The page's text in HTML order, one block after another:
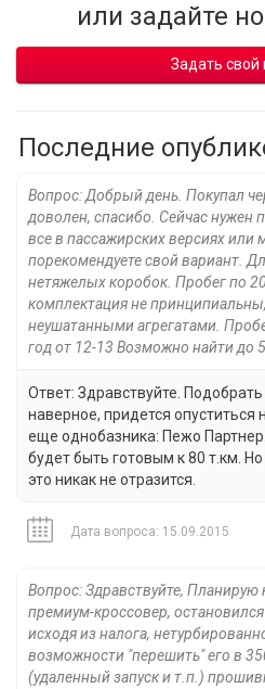
или задайте
Задать свой
Последние
Вопрос: Добрый день. Покупал
доволен, спасибо. Сейчас нужен
все в пассажирских версиях или
порекомендуете свой вариант.
нетяжелых коробок. Пробег по
комплектация не
неушатанными агрегатами.
год от 12-13 Возможно найти до
Ответ: Здравствуйте.
наверное, придется опуститься
еще однобазника: Пежо
будет быть готовым к 80 т.км.
это никак не отразится.
Дата вопроса: 15.09.2015
Вопрос: Здравствуйте, Планирую
премиум-кроссовер,
исходя из налога,
возможности "перешить" его в
(удаленный запуск и т.п.)